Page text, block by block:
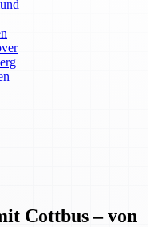
Cottbus – von